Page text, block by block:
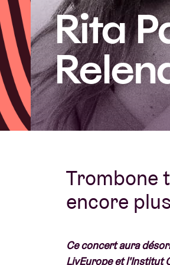
Infos
AB ❤
Rita
Trombone
encore
Ce concert aura
LivEurope et l'Institut